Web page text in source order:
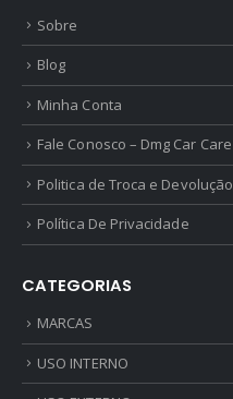
Sobre
Blog
Minha Conta
Fale Conosco – Dmg Car Care
Politica de Troca e Devolução
Política De Privacidade
CATEGORIAS
MARCAS
USO INTERNO